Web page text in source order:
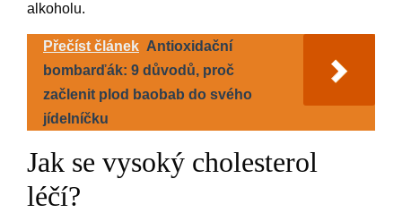
alkoholu.
Přečíst článek Antioxidační
bombarďák: 9 důvodů, proč
začlenit plod baobab do svého
jídelníčku
​Jak se vysoký cholesterol
léčí?